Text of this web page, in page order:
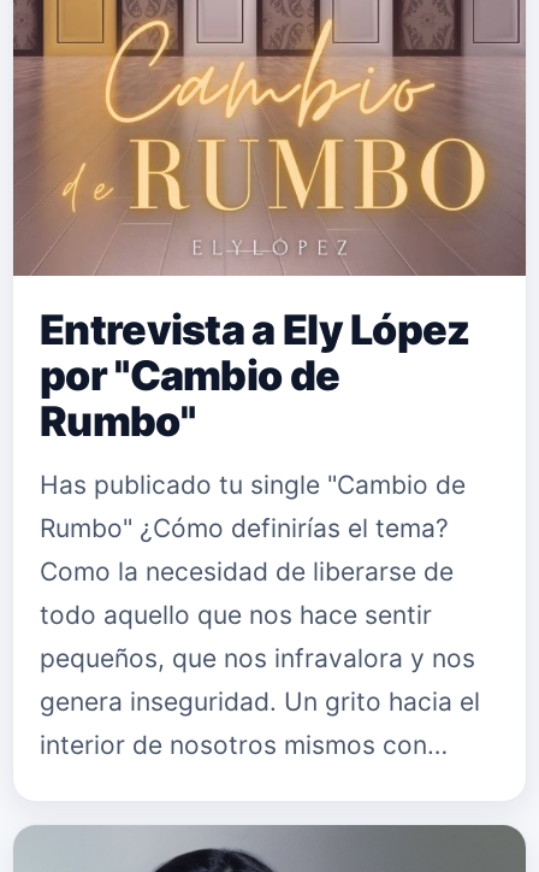
Entrevista a Ely López
por "Cambio de
Rumbo"
Has publicado tu single "Cambio de
Rumbo" ¿Cómo definirías el tema?
Como la necesidad de liberarse de
todo aquello que nos hace sentir
pequeños, que nos infravalora y nos
genera inseguridad. Un grito hacia el
interior de nosotros mismos con…